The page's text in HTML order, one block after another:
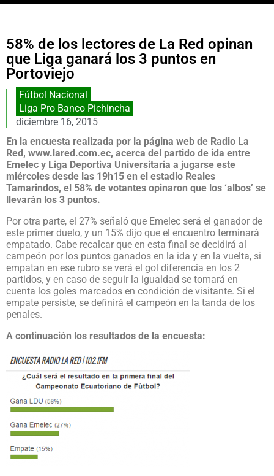
58% de los lectores de La Red opinan
que Liga ganará los 3 puntos en
Portoviejo
Fútbol Nacional
Liga Pro Banco Pichincha
diciembre 16, 2015
En la encuesta realizada por la página web de Radio La
Red, www.lared.com.ec, acerca del partido de ida entre
Emelec y Liga Deportiva Universitaria a jugarse este
miércoles desde las 19h15 en el estadio Reales
Tamarindos, el 58% de votantes opinaron que los ‘albos’ se
llevarán los 3 puntos.
Por otra parte, el 27% señaló que Emelec será el ganador de
este primer duelo, y un 15% dijo que el encuentro terminará
empatado. Cabe recalcar que en esta final se decidirá al
campeón por los puntos ganados en la ida y en la vuelta, si
empatan en ese rubro se verá el gol diferencia en los 2
partidos, y en caso de seguir la igualdad se tomará en
cuenta los goles marcados en condición de visitante. Si el
empate persiste, se definirá el campeón en la tanda de los
penales.
A continuación los resultados de la encuesta: